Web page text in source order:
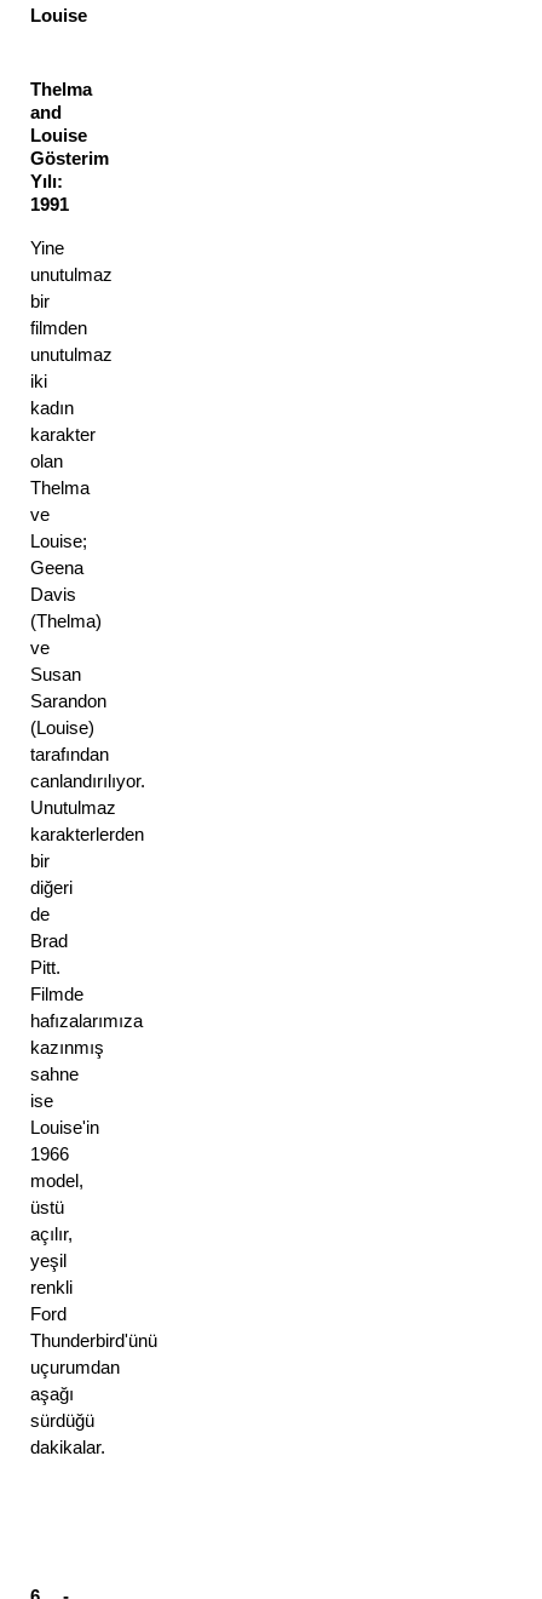
Louise
Thelma
and
Louise
Gösterim
Yılı:
1991
Yine
unutulmaz
bir
filmden
unutulmaz
iki
kadın
karakter
olan
Thelma
ve
Louise;
Geena
Davis
(Thelma)
ve
Susan
Sarandon
(Louise)
tarafından
canlandırılıyor.
Unutulmaz
karakterlerden
bir
diğeri
de
Brad
Pitt.
Filmde
hafızalarımıza
kazınmış
sahne
ise
Louise'in
1966
model,
üstü
açılır,
yeşil
renkli
Ford
Thunderbird'ünü
uçurumdan
aşağı
sürdüğü